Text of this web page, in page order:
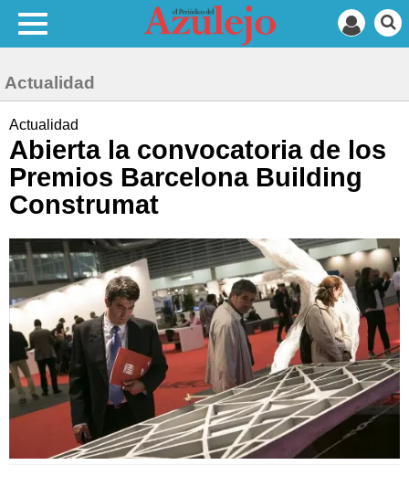
Actualidad
Actualidad
Abierta la convocatoria de los
Premios Barcelona Building
Construmat